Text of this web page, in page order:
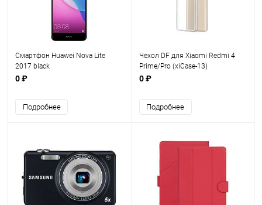
Смартфон Huawei Nova Lite
2017 black
0 ₽
Подробнее
Чехол DF для Xiaomi Redmi 4
Prime/Pro (xiCase-13)
0 ₽
Подробнее